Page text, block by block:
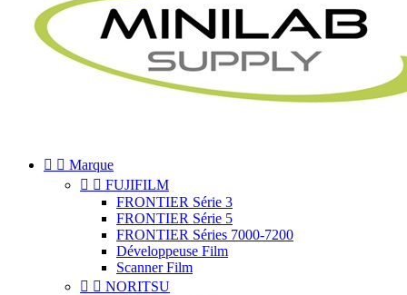
  Marque
  FUJIFILM
FRONTIER Série 3
FRONTIER Série 5
FRONTIER Séries 7000-7200
Développeuse Film
Scanner Film
  NORITSU